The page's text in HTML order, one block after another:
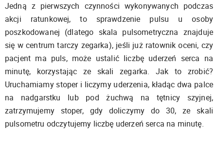
Jedną z pierwszych czynności wykonywanych podczas
akcji ratunkowej, to sprawdzenie pulsu u osoby
poszkodowanej (dlatego skala pulsometryczna znajduje
się w centrum tarczy zegarka), jeśli już ratownik oceni, czy
pacjent ma puls, może ustalić liczbę uderzeń serca na
minutę, korzystając ze skali zegarka. Jak to zrobić?
Uruchamiamy stoper i liczymy uderzenia, kładąc dwa palce
na nadgarstku lub pod żuchwą na tętnicy szyjnej,
zatrzymujemy stoper, gdy doliczymy do 30, ze skali
pulsometru odczytujemy liczbę uderzeń serca na minutę.